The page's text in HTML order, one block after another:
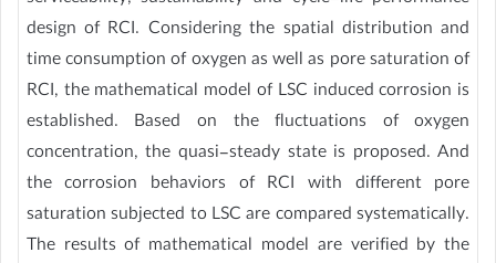
design of RCI. Considering the spatial distribution and
time consumption of oxygen as well as pore saturation of
RCI, the mathematical model of LSC induced corrosion is
established. Based on the fluctuations of oxygen
concentration, the quasi-steady state is proposed. And
the corrosion behaviors of RCI with different pore
saturation subjected to LSC are compared systematically.
The results of mathematical model are verified by the